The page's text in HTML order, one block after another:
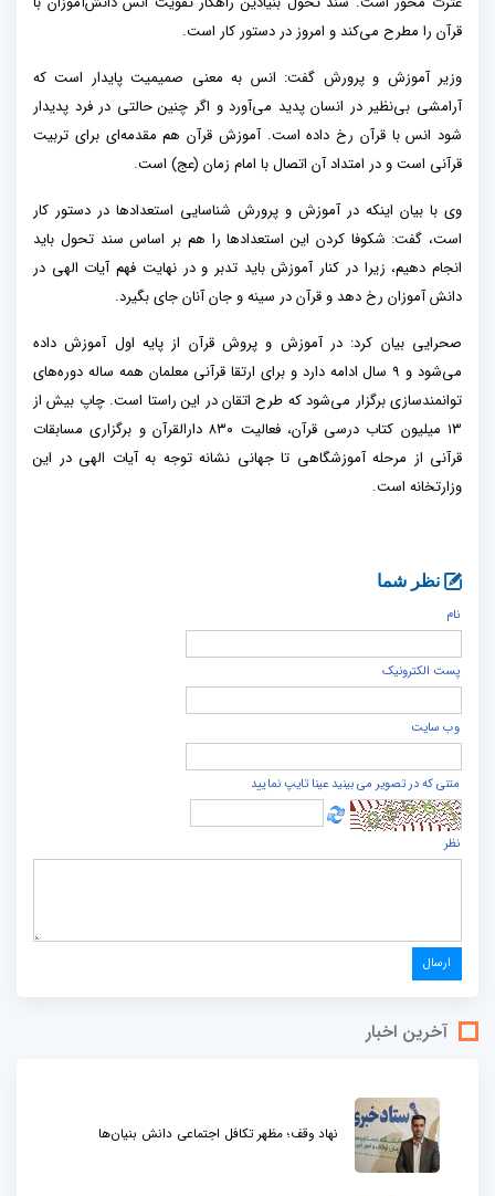
قرآن را مطرح می‌کند و امروز در دستور کار است.
وزیر آموزش و پرورش گفت: انس به معنی صمیمیت پایدار است که
آرامشی بی‌نظیر در انسان پدید می‌آورد و اگر چنین حالتی در فرد پدیدار
شود انس با قرآن رخ داده است. آموزش قرآن هم مقدمه‌ای برای تربیت
قرآنی است و در امتداد آن اتصال با امام زمان (عج) است.
وی با بیان اینکه در آموزش و پرورش شناسایی استعدادها در دستور کار
است، گفت: شکوفا کردن این استعدادها را هم بر اساس سند تحول باید
انجام دهیم، زیرا در کنار آموزش باید تدبر و در نهایت فهم آیات الهی در
دانش آموزان رخ دهد و قرآن در سینه و جان آنان جای بگیرد.
صحرایی بیان کرد: در آموزش و پروش قرآن از پایه اول آموزش داده
می‌شود و ۹ سال ادامه دارد و برای ارتقا قرآنی معلمان همه ساله دوره‌های
توانمندسازی برگزار می‌شود که طرح اتقان در این راستا است. چاپ بیش از
۱۳ میلیون کتاب درسی قرآن، فعالیت ۸۳۰ دارالقرآن و برگزاری مسابقات
قرآنی از مرحله آموزشگاهی تا جهانی نشانه توجه به آیات الهی در این
وزارتخانه است.
نظر شما
نام
پست الكترونيک
وب سایت
متنی که در تصویر می بینید عینا تایپ نمایید
نظر
آخرین اخبار
نهاد وقف؛ مظهر تکافل اجتماعی دانش بنیان‌ها